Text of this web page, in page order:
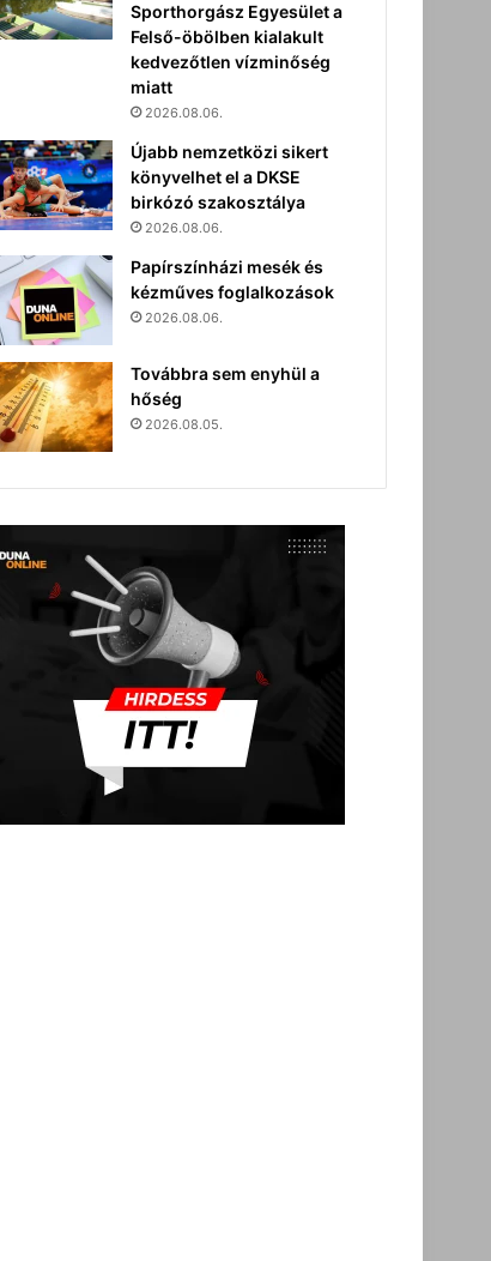
Sporthorgász Egyesület a
Felső-öbölben kialakult
kedvezőtlen vízminőség
miatt
2026.08.06.
Újabb nemzetközi sikert
könyvelhet el a DKSE
birkózó szakosztálya
2026.08.06.
Papírszínházi mesék és
kézműves foglalkozások
2026.08.06.
Továbbra sem enyhül a
hőség
2026.08.05.